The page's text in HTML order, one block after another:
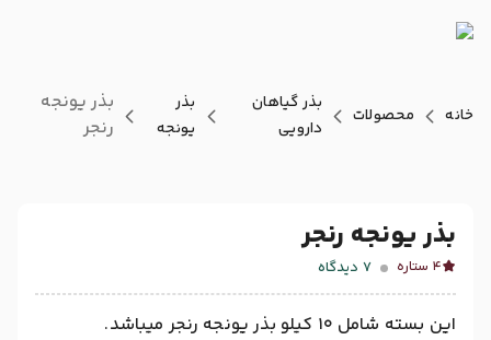
خانه محصولات
بذر گیاهان
دارویی
بذر
یونجه
بذر یونجه
رنجر
بذر یونجه رنجر
4 ستاره 7 دیدگاه
این بسته شامل 10 کیلو بذر یونجه رنجر میباشد.